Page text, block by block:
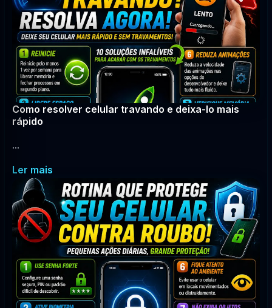
Como resolver celular travando e deixa-lo mais
rápido
...
Ler mais